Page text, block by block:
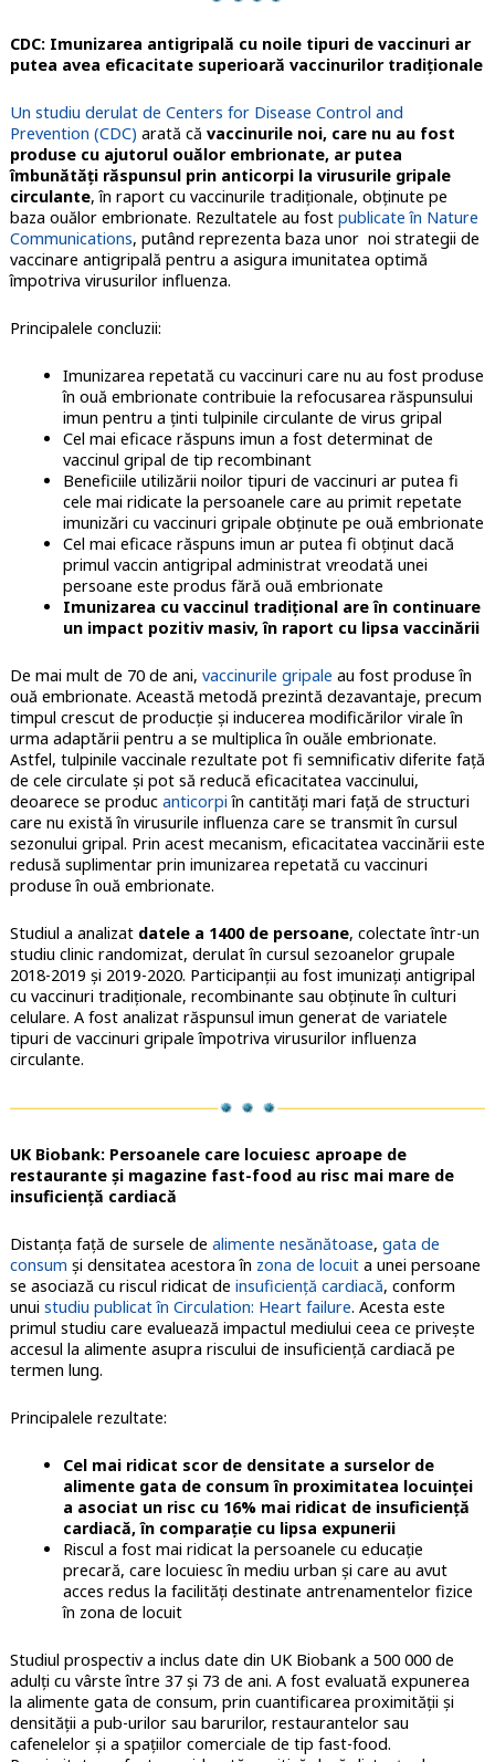
CDC: Imunizarea antigripală cu noile tipuri de vaccinuri ar
putea avea eficacitate superioară vaccinurilor tradiţionale
Un studiu derulat de Centers for Disease Control and
Prevention (CDC) arată că vaccinurile noi, care nu au fost
produse cu ajutorul ouălor embrionate, ar putea
îmbunătăţi răspunsul prin anticorpi la virusurile gripale
circulante, în raport cu vaccinurile tradiţionale, obţinute pe
baza ouălor embrionate. Rezultatele au fost publicate în Nature
Communications, putând reprezenta baza unor noi strategii de
vaccinare antigripală pentru a asigura imunitatea optimă
împotriva virusurilor influenza.
Principalele concluzii:
Imunizarea repetată cu vaccinuri care nu au fost produse
în ouă embrionate contribuie la refocusarea răspunsului
imun pentru a ţinti tulpinile circulante de virus gripal
Cel mai eficace răspuns imun a fost determinat de
vaccinul gripal de tip recombinant
Beneficiile utilizării noilor tipuri de vaccinuri ar putea fi
cele mai ridicate la persoanele care au primit repetate
imunizări cu vaccinuri gripale obţinute pe ouă embrionate
Cel mai eficace răspuns imun ar putea fi obţinut dacă
primul vaccin antigripal administrat vreodată unei
persoane este produs fără ouă embrionate
Imunizarea cu vaccinul tradiţional are în continuare
un impact pozitiv masiv, în raport cu lipsa vaccinării
De mai mult de 70 de ani, vaccinurile gripale au fost produse în
ouă embrionate. Această metodă prezintă dezavantaje, precum
timpul crescut de producţie şi inducerea modificărilor virale în
urma adaptării pentru a se multiplica în ouăle embrionate.
Astfel, tulpinile vaccinale rezultate pot fi semnificativ diferite faţă
de cele circulate şi pot să reducă eficacitatea vaccinului,
deoarece se produc anticorpi în cantităţi mari faţă de structuri
care nu există în virusurile influenza care se transmit în cursul
sezonului gripal. Prin acest mecanism, eficacitatea vaccinării este
redusă suplimentar prin imunizarea repetată cu vaccinuri
produse în ouă embrionate.
Studiul a analizat datele a 1400 de persoane, colectate într-un
studiu clinic randomizat, derulat în cursul sezoanelor grupale
2018-2019 şi 2019-2020. Participanţii au fost imunizaţi antigripal
cu vaccinuri tradiţionale, recombinante sau obţinute în culturi
celulare. A fost analizat răspunsul imun generat de variatele
tipuri de vaccinuri gripale împotriva virusurilor influenza
circulante.
UK Biobank: Persoanele care locuiesc aproape de
restaurante și magazine fast-food au risc mai mare de
insuficiență cardiacă
Distanţa faţă de sursele de alimente nesănătoase, gata de
consum şi densitatea acestora în zona de locuita unei persoane
se asociază cu riscul ridicat de insuficienţă cardiacă, conform
unui studiu publicat în Circulation: Heart failure. Acesta este
primul studiu care evaluează impactul mediului ceea ce priveşte
accesul la alimente asupra riscului de insuficienţă cardiacă pe
termen lung.
Principalele rezultate:
Cel mai ridicat scor de densitate a surselor de
alimente gata de consum în proximitatea locuinţei
a asociat un risc cu 16% mai ridicat de insuficienţă
cardiacă, în comparație cu lipsa expunerii
Riscul a fost mai ridicat la persoanele cu educaţie
precară, care locuiesc în mediu urban şi care au avut
acces redus la facilităţi destinate antrenamentelor fizice
în zona de locuit
Studiul prospectiv a inclus date din UK Biobank a 500 000 de
adulţi cu vârste între 37 şi 73 de ani. A fost evaluată expunerea
la alimente gata de consum, prin cuantificarea proximităţii şi
densităţii a pub-urilor sau barurilor, restaurantelor sau
cafenelelor şi a spaţiilor comerciale de tip fast-food.